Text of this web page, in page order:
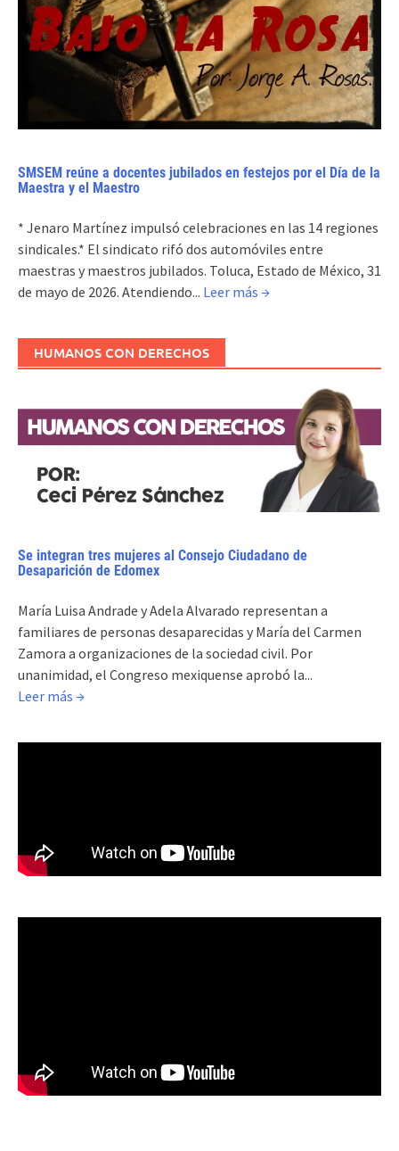
SMSEM reúne a docentes jubilados en festejos por el Día de la
Maestra y el Maestro
* Jenaro Martínez impulsó celebraciones en las 14 regiones
sindicales.* El sindicato rifó dos automóviles entre
maestras y maestros jubilados. Toluca, Estado de México, 31
de mayo de 2026. Atendiendo... Leer más →
HUMANOS CON DERECHOS
Se integran tres mujeres al Consejo Ciudadano de
Desaparición de Edomex
María Luisa Andrade y Adela Alvarado representan a
familiares de personas desaparecidas y María del Carmen
Zamora a organizaciones de la sociedad civil. Por
unanimidad, el Congreso mexiquense aprobó la...
Leer más →